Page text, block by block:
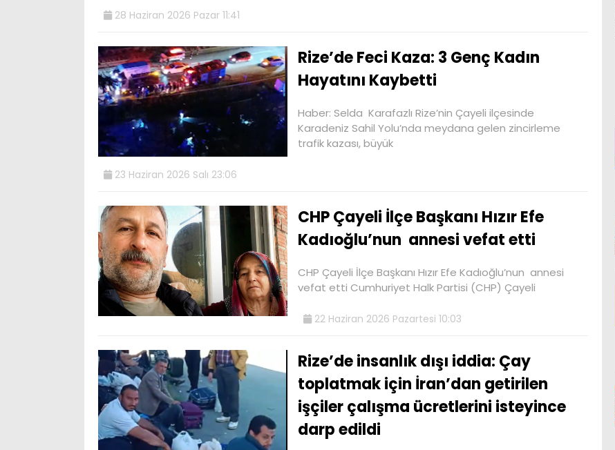
28 Haziran 2026 Pazar 11:41
Rize’de Feci Kaza: 3 Genç Kadın
Hayatını Kaybetti
Haber: Selda Karafazlı Rize’nin Çayeli ilçesinde
Karadeniz Sahil Yolu’nda meydana gelen zincirleme
trafik kazası, büyük
23 Haziran 2026 Salı 23:06
CHP Çayeli İlçe Başkanı Hızır Efe
Kadıoğlu’nun annesi vefat etti
CHP Çayeli İlçe Başkanı Hızır Efe Kadıoğlu’nun annesi
vefat etti Cumhuriyet Halk Partisi (CHP) Çayeli
22 Haziran 2026 Pazartesi 10:03
Rize’de insanlık dışı iddia: Çay
toplatmak için İran’dan getirilen
işçiler çalışma ücretlerini isteyince
darp edildi